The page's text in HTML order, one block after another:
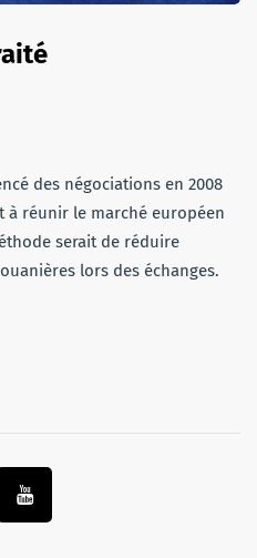
des négociations en 2008
à réunir le marché européen
serait de réduire
lors des échanges.